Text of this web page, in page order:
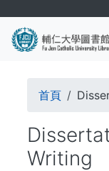
main
首頁
Writing